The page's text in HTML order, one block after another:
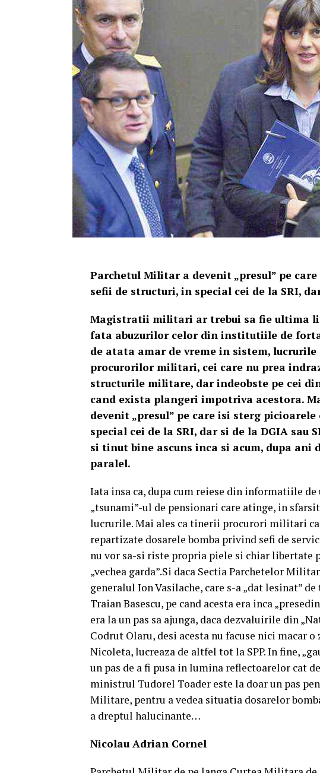
Parchetul Militar a devenit „presul” pe
sefii de structuri, in special cei de la SRI,
Magistratii militari ar trebui sa fie ultima
fata abuzurilor celor din institutiile de
de atata amar de vreme in sistem,
procurorilor militari, cei care nu prea
structurile militare, dar indeobste pe cei
cand exista plangeri impotriva acestora.
devenit „presul” pe care isi sterg
special cei de la SRI, dar si de la DGIA sau
si tinut bine ascuns inca si acum, dupa ani
paralel.
Iata insa ca, dupa cum reiese din informatiile
„tsunami”-ul de pensionari care atinge, in
lucrurile. Mai ales ca tinerii procurori militari
repartizate dosarele bomba privind sefi de
nu vor sa-si riste propria piele si chiar libertate
„vechea garda”.Si daca Sectia Parchetelor
generalul Ion Vasilache, care s-a „dat lesinat”
Traian Basescu, pe cand acesta era inca
era la un pas sa ajunga, daca dezvaluirile din
Codrut Olaru, desi acesta nu facuse nici macar
Nicoleta, lucreaza de altfel tot la SPP. In fine,
un pas de a fi pusa in lumina reflectoarelor cat
ministrul Tudorel Toader este la doar un pas
Militare, pentru a vedea situatia dosarelor
a dreptul halucinante…
Nicolau Adrian Cornel